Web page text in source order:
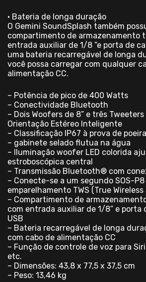
• Bateria de longa duração
O Gemini SoundSplash também
compartimento de armazenamento
entrada auxiliar de 1/8 ”e porta de
uma bateria recarregável de longa
você possa carregar com qualquer
alimentação CC.
– Potência de pico de 400 Watts
– Conectividade Bluetooth
– Dois Woofers de 8” e três Tweeters
Orientação Estéreo Inteligente
– Classificação IP67 à prova de
– gabinete selado flutua na água
– Iluminação woofer LED colorida
estroboscópica central
– Transmissão Bluetooth® com
– Conecte-se a um segundo SOS-P8
emparelhamento TWS (True Wireless
– Compartimento de
com entrada auxiliar de 1/8” e porta
USB
– Bateria recarregável de longa
com cabo de alimentação CC
– Função de controle de voz para
etc.
– Dimensões: 43,8 x 77,5 x 37,5 cm
– Peso: 13,46 kg